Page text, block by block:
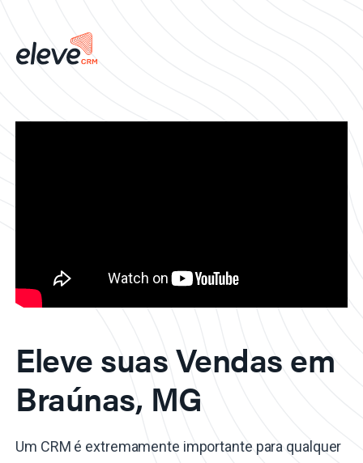
Eleve suas Vendas em
Braúnas, MG
Um CRM é extremamente importante para qualquer